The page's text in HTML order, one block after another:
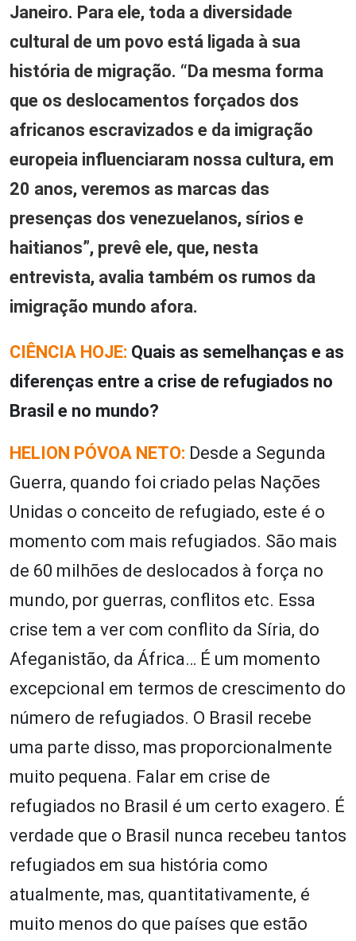
Janeiro. Para ele, toda a diversidade
cultural de um povo está ligada à sua
história de migração. “Da mesma forma
que os deslocamentos forçados dos
africanos escravizados e da imigração
europeia influenciaram nossa cultura, em
20 anos, veremos as marcas das
presenças dos venezuelanos, sírios e
haitianos”, prevê ele, que, nesta
entrevista, avalia também os rumos da
imigração mundo afora.
CIÊNCIA HOJE: Quais as semelhanças e as
diferenças entre a crise de refugiados no
Brasil e no mundo?
HELION PÓVOA NETO: Desde a Segunda
Guerra, quando foi criado pelas Nações
Unidas o conceito de refugiado, este é o
momento com mais refugiados. São mais
de 60 milhões de deslocados à força no
mundo, por guerras, conflitos etc. Essa
crise tem a ver com conflito da Síria, do
Afeganistão, da África… É um momento
excepcional em termos de crescimento do
número de refugiados. O Brasil recebe
uma parte disso, mas proporcionalmente
muito pequena. Falar em crise de
refugiados no Brasil é um certo exagero. É
verdade que o Brasil nunca recebeu tantos
refugiados em sua história como
atualmente, mas, quantitativamente, é
muito menos do que países que estão